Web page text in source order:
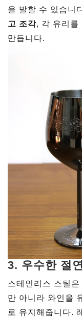
을 발할 수 있습니
고 조각, 각 유리를
만듭니다.
3. 우수한 절
스테인리스 스틸
만 아니라 와인을
로 유지해줍니다.